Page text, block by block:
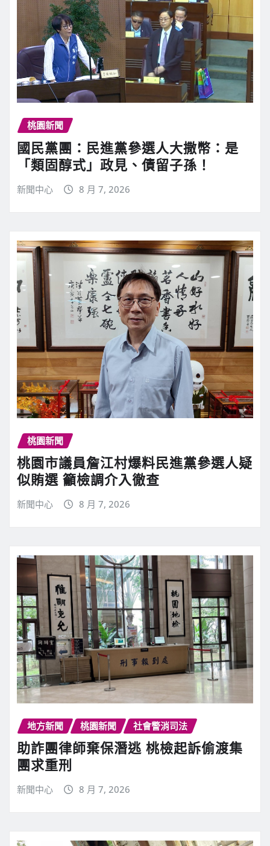
桃園新聞
國民黨團：民進黨參選人大撒幣：是
「類固醇式」政見、債留子孫！
新聞中心 8 月 7, 2026
桃園新聞
桃園市議員詹江村爆料民進黨參選人疑
似賄選 籲檢調介入徹查
新聞中心 8 月 7, 2026
地方新聞 桃園新聞 社會警消司法
助詐團律師棄保潛逃 桃檢起訴偷渡集
團求重刑
新聞中心 8 月 7, 2026